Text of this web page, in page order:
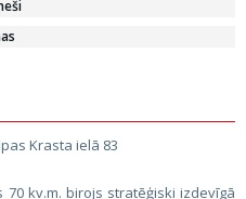
Krasta ielā 83
kv.m. birojs stratēģiski izdevīgā